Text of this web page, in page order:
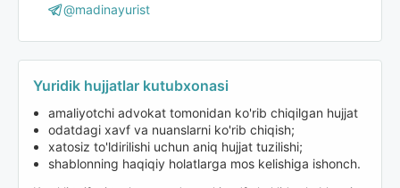
@madinayurist
Yuridik hujjatlar kutubxonasi
amaliyotchi advokat tomonidan ko'rib chiqilgan hujjat
odatdagi xavf va nuanslarni ko'rib chiqish;
xatosiz to'ldirilishi uchun aniq hujjat tuzilishi;
shablonning haqiqiy holatlarga mos kelishiga ishonch.